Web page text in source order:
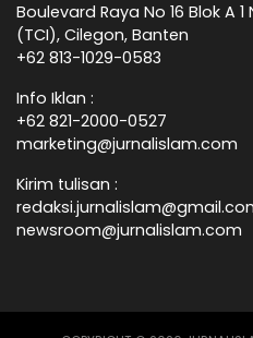
Boulevard Raya No 16 Blok A
(TCI), Cilegon, Banten
+62 813-1029-0583
Info Iklan :
+62 821-2000-0527
marketing@jurnalislam.com
Kirim tulisan :
newsroom@jurnalislam.com